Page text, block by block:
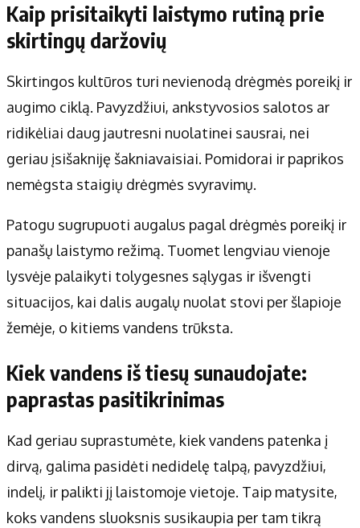
Kaip prisitaikyti laistymo rutiną prie
skirtingų daržovių
Skirtingos kultūros turi nevienodą drėgmės poreikį ir
augimo ciklą. Pavyzdžiui, ankstyvosios salotos ar
ridikėliai daug jautresni nuolatinei sausrai, nei
geriau įsišakniję šakniavaisiai. Pomidorai ir paprikos
nemėgsta staigių drėgmės svyravimų.
Patogu sugrupuoti augalus pagal drėgmės poreikį ir
panašų laistymo režimą. Tuomet lengviau vienoje
lysvėje palaikyti tolygesnes sąlygas ir išvengti
situacijos, kai dalis augalų nuolat stovi per šlapioje
žemėje, o kitiems vandens trūksta.
Kiek vandens iš tiesų sunaudojate:
paprastas pasitikrinimas
Kad geriau suprastumėte, kiek vandens patenka į
dirvą, galima pasidėti nedidelę talpą, pavyzdžiui,
indelį, ir palikti jį laistomoje vietoje. Taip matysite,
koks vandens sluoksnis susikaupia per tam tikrą